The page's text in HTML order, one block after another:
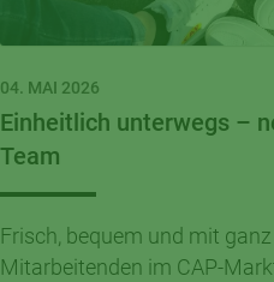
04. MAI 2026
Einheitlich unterwegs –
Team
Frisch, bequem und mit
Mitarbeitenden im CAP-